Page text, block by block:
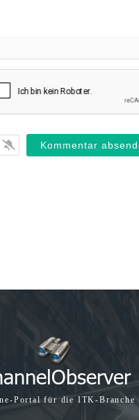
Portal für die ITK-Branche